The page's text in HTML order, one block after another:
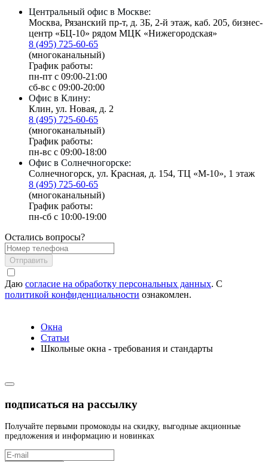
Центральный офис в Москве:
Москва, Рязанский пр-т, д. 3Б, 2-й этаж, каб. 205, бизнес-
центр «БЦ-10» рядом МЦК «Нижегородская»
8 (495) 725-60-65
(многоканальный)
График работы:
пн-пт с 09:00-21:00
сб-вс с 09:00-20:00
Офис в Клину:
Клин, ул. Новая, д. 2
8 (495) 725-60-65
(многоканальный)
График работы:
пн-вс с 09:00-18:00
Офис в Солнечногорске:
Солнечногорск, ул. Красная, д. 154, ТЦ «М-10», 1 этаж
8 (495) 725-60-65
(многоканальный)
График работы:
пн-сб с 10:00-19:00
Остались вопросы?
Отправить
Даю согласие на обработку персональных данных. С
политикой конфиденциальности ознакомлен.
Окна
Статьи
Школьные окна - требования и стандарты
подписаться на рассылку
Получайте первыми промокоды на скидку, выгодные акционные
предложения и информацию и новинках